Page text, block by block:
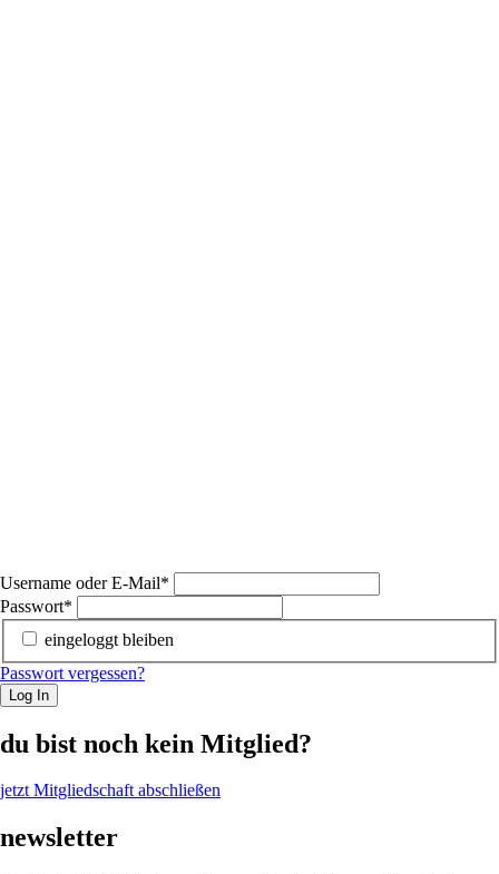
Username oder E-Mail*
Passwort*
eingeloggt bleiben
Passwort vergessen?
Log In
du bist noch kein Mitglied?
jetzt Mitgliedschaft abschließen
newsletter